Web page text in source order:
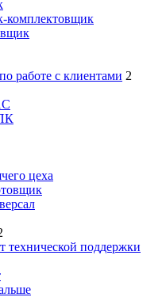
комплектовщик
работе с клиентами 2
цеха
технической поддержки